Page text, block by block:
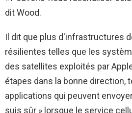
dit Wood.
Il dit que plus d'infrastructures
résilientes telles que les
des satellites exploités par
étapes dans la bonne direction,
applications qui peuvent
suis sûr » lorsque le service